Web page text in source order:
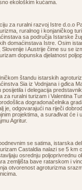
ekološkim kućama.
za ruralni razvoj Istre d.o.o
ruralnog i konjaničkog
sa područja Istarske
domaćinstava Istre. Osim
Slovenije i Austrije čime su se
dopunska djelatnost
štandu istarskih
Sia iz Vodnjana i gđica
posijetila i delegacija
za ruralni turizam i Valentina
dogradonačelnika
je, odgovarajući na riječi
projektima, a surađivat će i
Agritur.
se satima, istarska
Castaldia nalazi se 5 km
osrednju poljoprivrednu
zemljišta bave ratarskom i
otvorenost agroturizma